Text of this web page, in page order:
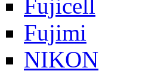
Fujicell
Fujimi
NIKON